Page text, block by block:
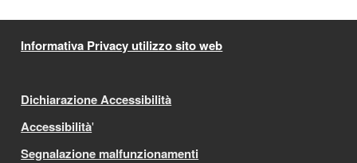
Informativa Privacy utilizzo sito web
Dichiarazione Accessibilità
Accessibilità'
Segnalazione malfunzionamenti